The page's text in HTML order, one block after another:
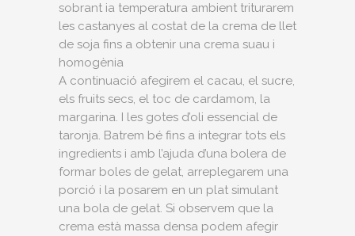
sobrant ia temperatura ambient triturarem
les castanyes al costat de la crema de llet
de soja fins a obtenir una crema suau i
homogènia
A continuació afegirem el cacau, el sucre,
els fruits secs, el toc de cardamom, la
margarina. I les gotes d’oli essencial de
taronja. Batrem bé fins a integrar tots els
ingredients i amb l’ajuda d’una bolera de
formar boles de gelat, arreplegarem una
porció i la posarem en un plat simulant
una bola de gelat. Si observem que la
crema està massa densa podem afegir